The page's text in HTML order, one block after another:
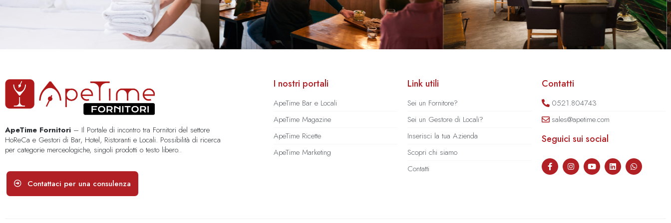
ApeTime Fornitori – Il Portale di incontro tra Fornitori del settore
HoReCa e Gestori di Bar, Hotel, Ristoranti e Locali. Possibilità di ricerca
per categorie merceologiche, singoli prodotti o testo libero..
Contattaci per una consulenza
I nostri portali
ApeTime Bar e Locali
ApeTime Magazine
ApeTime Ricette
ApeTime Marketing
Link utili
Sei un Fornitore?
Sei un Gestore di Locali?
Inserisci la tua Azienda
Scopri chi siamo
Contatti
Contatti
0521.804743
sales@apetime.com
Seguici sui social